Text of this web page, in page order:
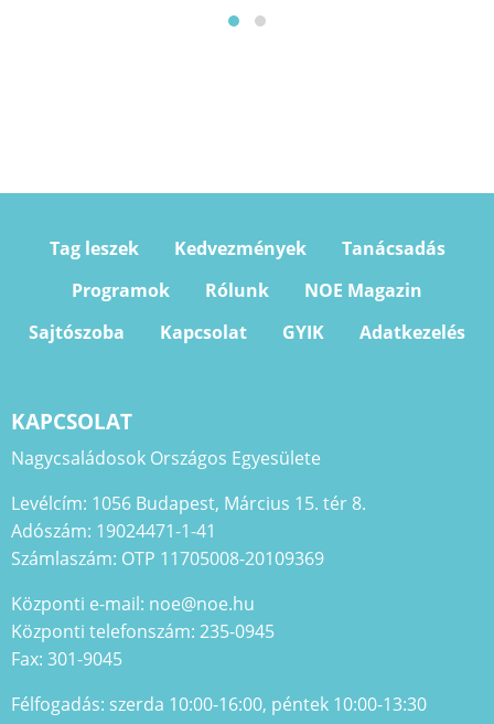
Tag leszek Kedvezmények
Tanácsadás
Programok
Rólunk
NOE Magazin
Sajtószoba
Kapcsolat GYIK Adatkezelés
KAPCSOLAT
Nagycsaládosok Országos Egyesülete
Levélcím: 1056 Budapest, Március 15. tér 8.
Adószám: 19024471-1-41
Számlaszám: OTP 11705008-20109369
Központi e-mail: noe@noe.hu
Központi telefonszám: 235-0945
Fax: 301-9045
Félfogadás: szerda 10:00-16:00, péntek 10:00-13:30